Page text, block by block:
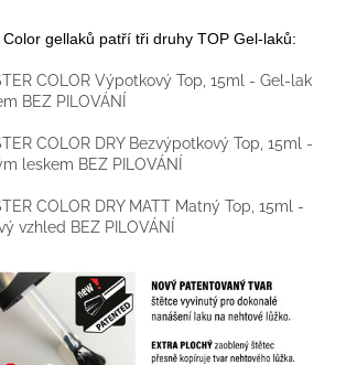
gellaků patří tři druhy TOP Gel-laků:
COLOR Výpotkový Top, 15ml - Gel-lak
BEZ PILOVÁNÍ
COLOR DRY Bezvýpotkový Top, 15ml -
leskem BEZ PILOVÁNÍ
COLOR DRY MATT Matný Top, 15ml -
vzhled BEZ PILOVÁNÍ